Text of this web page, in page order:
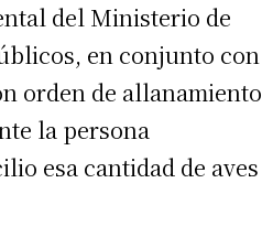
del Ministerio de
en conjunto con
orden de allanamiento
la persona
esa cantidad de aves